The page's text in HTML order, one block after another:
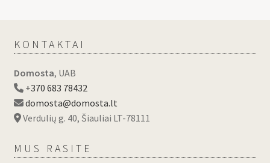
KONTAKTAI
Domosta, UAB
+370 683 78432
domosta@domosta.lt
Verdulių g. 40, Šiauliai LT-78111
MUS RASITE